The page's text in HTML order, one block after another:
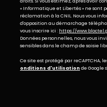
« Informatique et Libertés » ne sont
réclamation à la CNIL. Nous vous
d'opposition au démarchage
vous inscrire ici : https://
Données personnelles, nous vous
sensibles dans le champ de saisie
Ce site est protégé par reCAPTCHA,
onditions d'utilisation de Google